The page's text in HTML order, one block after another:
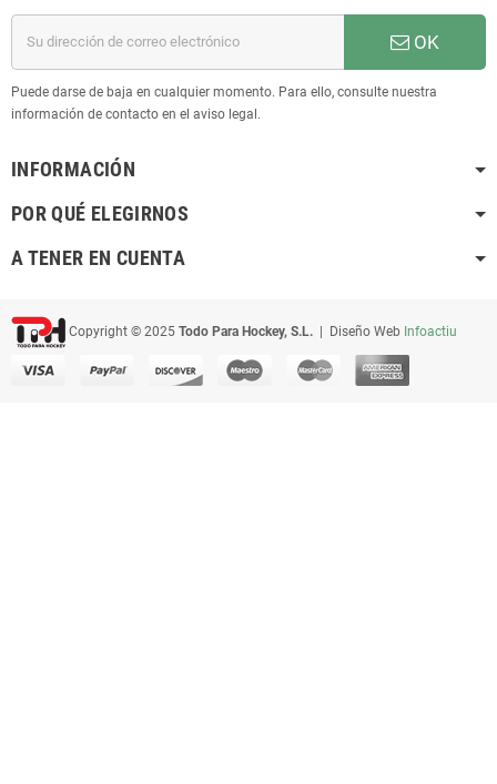
OK
Puede darse de baja en cualquier momento. Para ello, consulte nuestra
información de contacto en el aviso legal.
INFORMACIÓN
POR QUÉ ELEGIRNOS
A TENER EN CUENTA
Copyright © 2025 Todo Para Hockey, S.L. | Diseño Web Infoactiu